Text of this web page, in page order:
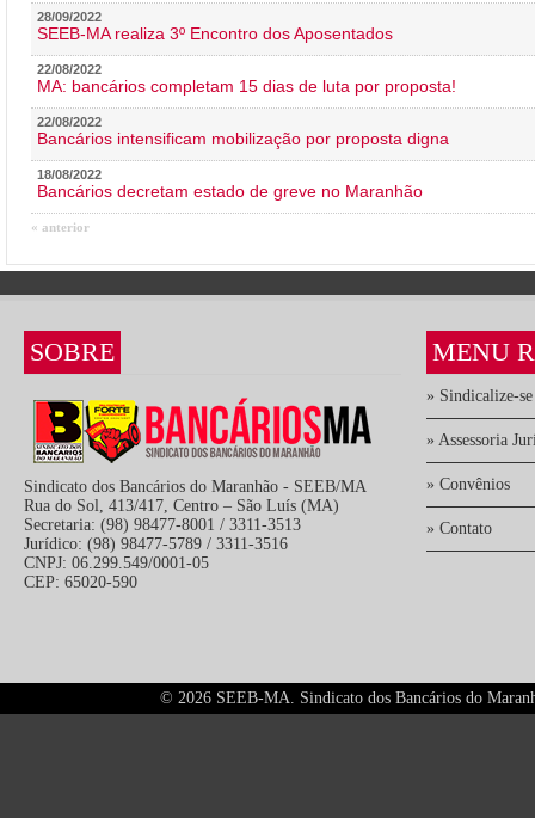
28/09/2022
SEEB-MA realiza 3º Encontro dos Aposentados
22/08/2022
MA: bancários completam 15 dias de luta por proposta!
22/08/2022
Bancários intensificam mobilização por proposta digna
18/08/2022
Bancários decretam estado de greve no Maranhão
« anterior
SOBRE
Sindicato dos Bancários do Maranhão - SEEB/MA
Rua do Sol, 413/417, Centro – São Luís (MA)
Secretaria: (98) 98477-8001 / 3311-3513
Jurídico: (98) 98477-5789 / 3311-3516
CNPJ: 06.299.549/0001-05
CEP: 65020-590
MENU
» Sindicalize-se
» Assessoria
» Convênios
» Contato
© 2026 SEEB-MA. Sindicato dos Bancários do